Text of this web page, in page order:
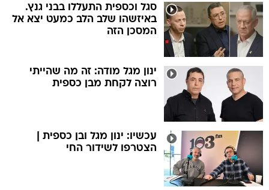
סגל וכספית התעללו בבני גנץ.
באיזשהו שלב הלב כמעט יצא אל
המסכן הזה
ינון מגל מודה: זה מה שהייתי
רוצה לקחת מבן כספית
עכשיו: ינון מגל ובן כספית |
הצטרפו לשידור החי